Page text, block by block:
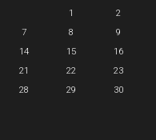
1
2
7 8
9
14 15
16
21 22
23
28 29
30